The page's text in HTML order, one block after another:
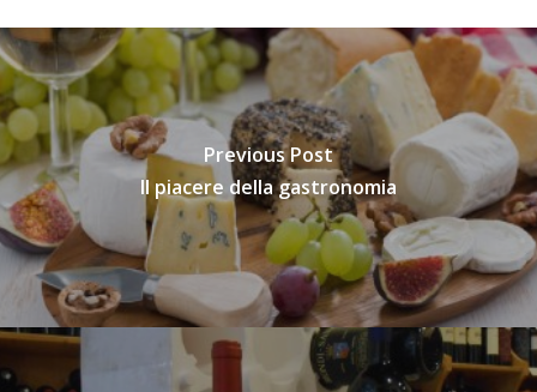
Previous Post
Il piacere della gastronomia